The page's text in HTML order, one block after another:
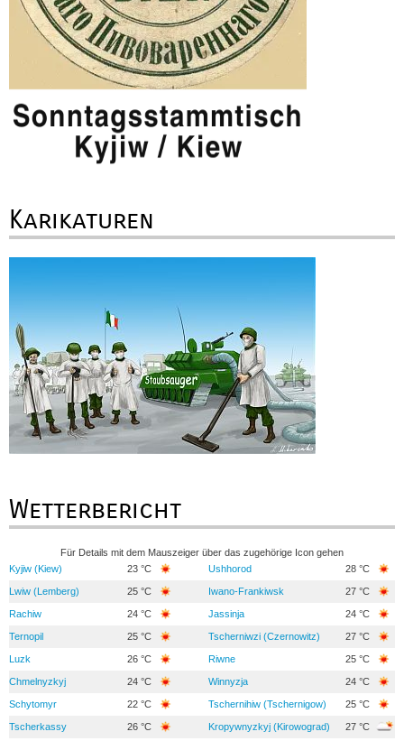
Karikaturen
Wetterbericht
Für Details mit dem Mauszeiger über das zugehörige Icon gehen
Kyjiw (Kiew)
23 °C Ushhorod 28 °C
Lwiw (Lemberg) 25 °C Iwano-Frankiwsk 27 °C
Rachiw 24 °C Jassinja 24 °C
Ternopil 25 °C Tscherniwzi (Czernowitz) 27 °C
Luzk 26 °C Riwne 25 °C
Chmelnyzkyj 24 °C Winnyzja 24 °C
Schytomyr 22 °C Tschernihiw (Tschernigow) 25 °C
Tscherkassy 26 °C Kropywnyzkyj (Kirowograd) 27 °C